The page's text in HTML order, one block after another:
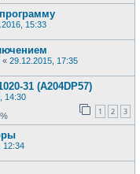
15:33
« 29.12.2015, 17:35
31 (A204DP57)
14:30
1 2 3
12:34